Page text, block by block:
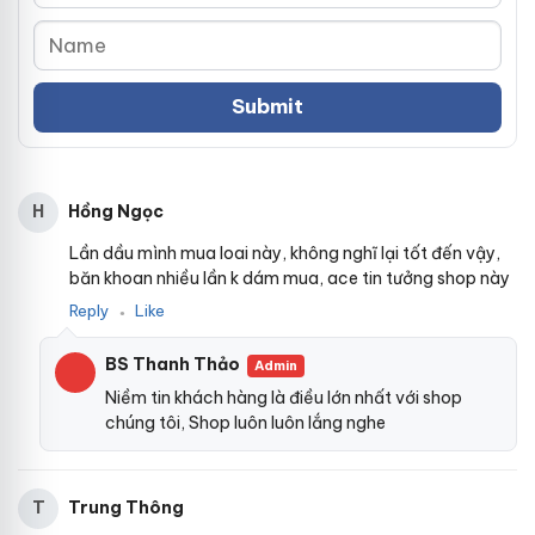
H
Hồng Ngọc
Lần dầu mình mua loai này, không nghĩ lại tốt đến vậy,
băn khoan nhiều lần k dám mua, ace tin tưởng shop này
Reply ● Like
BS Thanh Thảo Admin
Niềm tin khách hàng là điều lớn nhất với shop
chúng tôi, Shop luôn luôn lắng nghe
T
Trung Thông